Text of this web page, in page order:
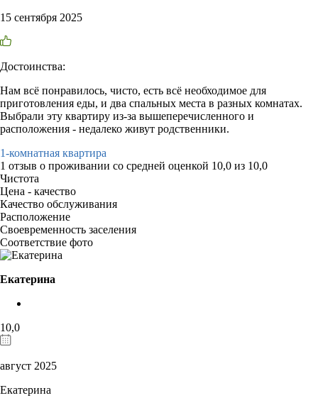
15 сентября 2025
Достоинства:
Нам всё понравилось, чисто, есть всё необходимое для
приготовления еды, и два спальных места в разных комнатах.
Выбрали эту квартиру из-за вышеперечисленного и
расположения - недалеко живут родственники.
1-комнатная квартира
1 отзыв о проживании со средней оценкой 10,0 из 10,0
Чистота
Цена - качество
Качество обслуживания
Расположение
Своевременность заселения
Соответствие фото
Екатерина
10,0
август 2025
Екатерина